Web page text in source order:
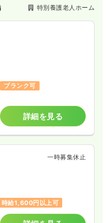
特別養護老人ホーム
ブランク可
詳細を見る
一時募集休止
時給1,600円以上可